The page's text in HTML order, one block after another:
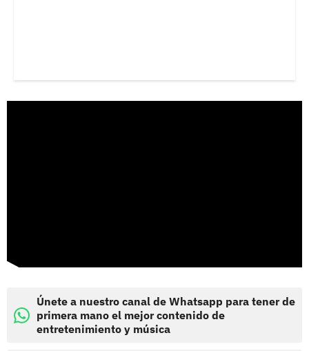
Únete a nuestro canal de Whatsapp para tener de
primera mano el mejor contenido de
entretenimiento y música